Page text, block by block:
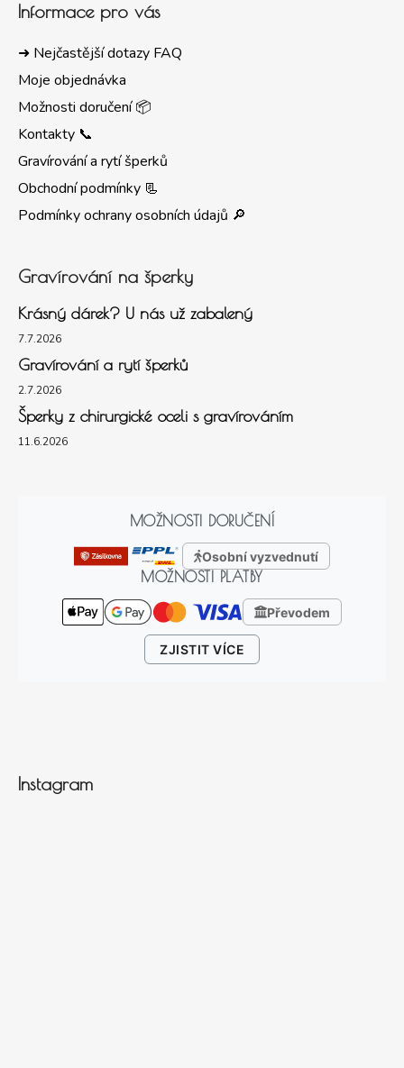
Informace pro vás
➜ Nejčastější dotazy FAQ
Moje objednávka
Možnosti doručení 📦
Kontakty 📞
Gravírování a rytí šperků
Obchodní podmínky 📃
Podmínky ochrany osobních údajů 🔎
Gravírování na šperky
Krásný dárek? U nás už zabalený
7.7.2026
Gravírování a rytí šperků
2.7.2026
Šperky z chirurgické oceli s gravírováním
11.6.2026
MOŽNOSTI DORUČENÍ
Osobní vyzvednutí
MOŽNOSTI PLATBY
Převodem
ZJISTIT VÍCE
Instagram